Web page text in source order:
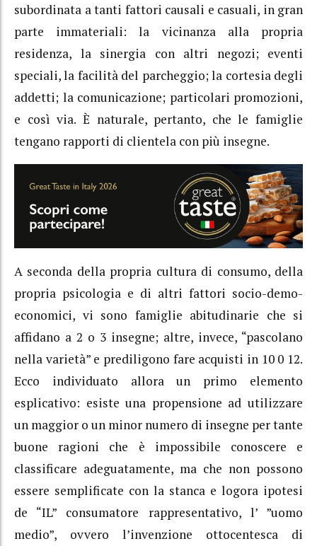
subordinata a tanti fattori causali e casuali, in gran
parte immateriali: la vicinanza alla propria
residenza, la sinergia con altri negozi; eventi
speciali, la facilità del parcheggio; la cortesia degli
addetti; la comunicazione; particolari promozioni,
e così via. È naturale, pertanto, che le famiglie
tengano rapporti di clientela con più insegne.
A seconda della propria cultura di consumo, della
propria psicologia e di altri fattori socio-demo-
economici, vi sono famiglie abitudinarie che si
affidano a 2 o 3 insegne; altre, invece, “pascolano
nella varietà” e prediligono fare acquisti in 10 0 12.
Ecco individuato allora un primo elemento
esplicativo: esiste una propensione ad utilizzare
un maggior o un minor numero di insegne per tante
buone ragioni che è impossibile conoscere e
classificare adeguatamente, ma che non possono
essere semplificate con la stanca e logora ipotesi
de “IL” consumatore rappresentativo, l’ ”uomo
medio”, ovvero l’invenzione ottocentesca di